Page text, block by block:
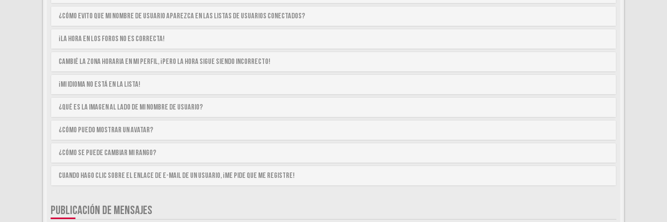
¿Cómo evito que mi nombre de usuario aparezca en las listas de usuarios conectados?
¡La hora en los foros no es correcta!
Cambié la zona horaria en mi perfil, ¡pero la hora sigue siendo incorrecto!
¡Mi idioma no está en la lista!
¿Qué es la imagen al lado de mi nombre de usuario?
¿Cómo puedo mostrar un avatar?
¿Cómo se puede cambiar mi rango?
Cuando hago clic sobre el enlace de e-mail de un usuario, ¡me pide que me registre!
PUBLICACIÓN DE MENSAJES